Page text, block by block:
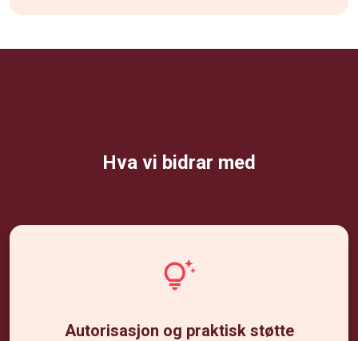
Hva vi bidrar med
Autorisasjon og praktisk støtte